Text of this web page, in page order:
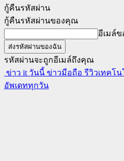
กู้คืนรหัสผ่าน
กู้คืนรหัสผ่านของคุณ
อีเมล์
รหัสผ่านจะถูกอีเมล์ถึงคุณ
ข่าว it วันนี้ ข่าวมือถือ รีวิวเทคโ
อัพเดททุกวัน